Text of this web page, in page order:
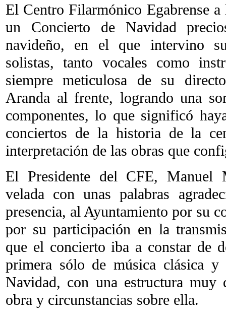
El Centro Filarmónico Egabrense
un Concierto de Navidad
navideño, en el que intervino
solistas, tanto vocales como
siempre meticulosa de su
Aranda al frente, logrando una
componentes, lo que significó
conciertos de la historia de la
interpretación de las obras que
El Presidente del CFE, Manuel
velada con unas palabras
presencia, al Ayuntamiento por su
por su participación en la
que el concierto iba a constar de
primera sólo de música clásica y
Navidad, con una estructura muy
obra y circunstancias sobre ella.